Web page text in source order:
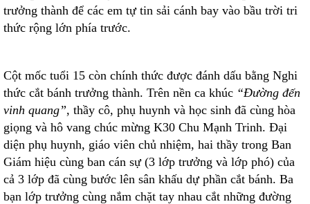
trưởng thành để các em tự tin sải cánh bay vào bầu trời tri
thức rộng lớn phía trước.
Cột mốc tuổi 15 còn chính thức được đánh dấu bằng Nghi
thức cắt bánh trưởng thành. Trên nền ca khúc “Đường đến
vinh quang”, thầy cô, phụ huynh và học sinh đã cùng hòa
giọng và hô vang chúc mừng K30 Chu Mạnh Trinh. Đại
diện phụ huynh, giáo viên chủ nhiệm, hai thầy trong Ban
Giám hiệu cùng ban cán sự (3 lớp trưởng và lớp phó) của
cả 3 lớp đã cùng bước lên sân khấu dự phần cắt bánh. Ba
bạn lớp trưởng cùng nắm chặt tay nhau cắt những đường